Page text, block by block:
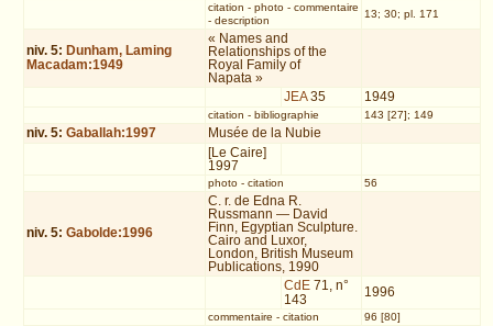
citation - photo- commentaire
- description
13; 30; pl. 171
niv. 5: Dunham, Laming
Macadam:1949
« Names and
Relationships of the
Royal Family of
Napata »
JEA35 1949
citation - bibliographie 143 [27]; 149
niv. 5:Gaballah:1997
Musée de la Nubie
[Le Caire]
1997
photo- citation 56
niv. 5:Gabolde:1996
C. r. de Edna R.
Russmann — David
Finn, Egyptian Sculpture.
Cairo and Luxor,
London, British Museum
Publications, 1990
CdE 71, n°
143
1996
commentaire - citation 96 [80]